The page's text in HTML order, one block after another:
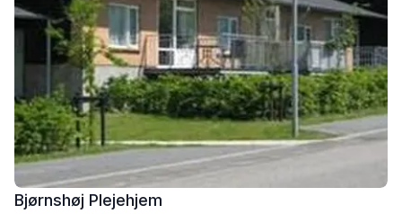
Bjørnshøj Plejehjem